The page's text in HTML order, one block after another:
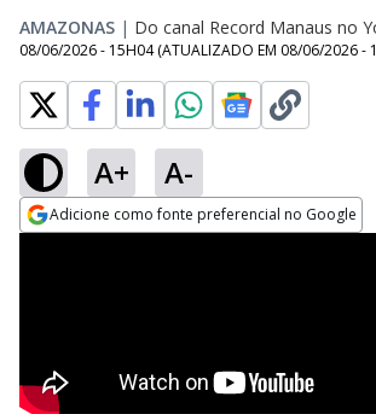
AMAZONAS | Do canal Record Manaus no
08/06/2026 - 15H04 (ATUALIZADO EM 08/06/2026 -
A+ A-
Adicione como fonte preferencial no Google